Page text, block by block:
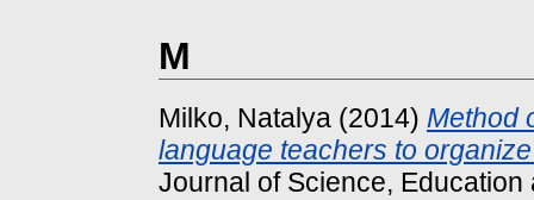
M
Milko, Natalya (2014) Method
language teachers to
Journal of Science,